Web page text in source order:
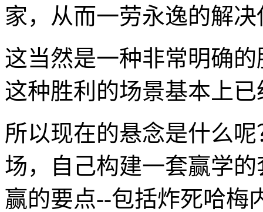
家，从而一劳永逸的解
这当然是一种非常明确
这种胜利的场景基本上
所以现在的悬念是什么
场，自己构建一套赢学
赢的要点--包括炸死哈梅